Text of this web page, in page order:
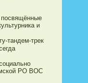
и
тандем-трек
РО ВОС